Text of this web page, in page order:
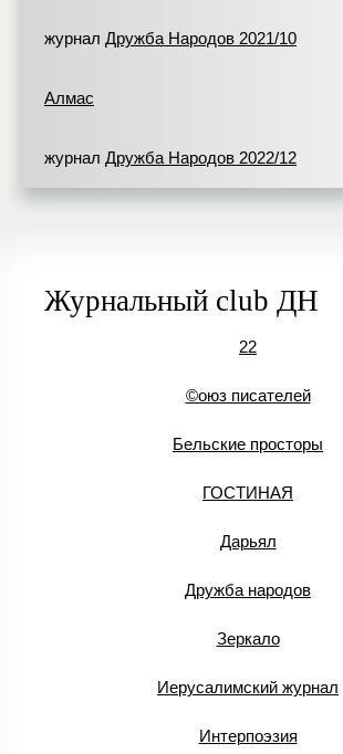
журнал Дружба Народов 2021/10
Алмас
журнал Дружба Народов 2022/12
Журнальный club ДН
22
©оюз писателей
Бельские просторы
ГОСТИНАЯ
Дарьял
Дружба народов
Зеркало
Иерусалимский журнал
Интерпоэзия